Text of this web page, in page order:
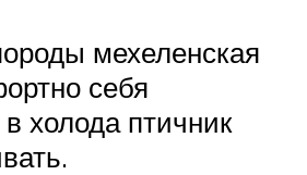
мехеленская
себя
холода птичник